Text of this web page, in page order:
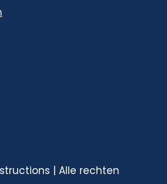
| Alle rechten